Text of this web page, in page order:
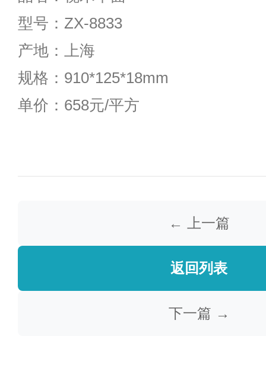
型号：ZX-8833
产地：上海
规格：910*125*18mm
单价： 658元/平方
← 上一篇
返回列表
下一篇 →